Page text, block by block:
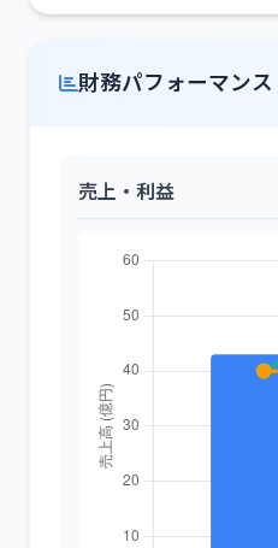
財務パフォーマンス
売上・利益